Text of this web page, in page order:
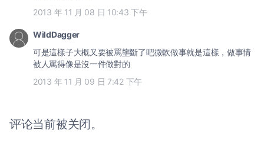
2013 年 11 月 08 日 10:43 下午
WildDagger
可是這樣子大概又要被罵壟斷了吧微軟做事就是這樣，做事情
被人罵得像是沒一件做對的
2013 年 11 月 09 日 7:42 下午
评论当前被关闭。